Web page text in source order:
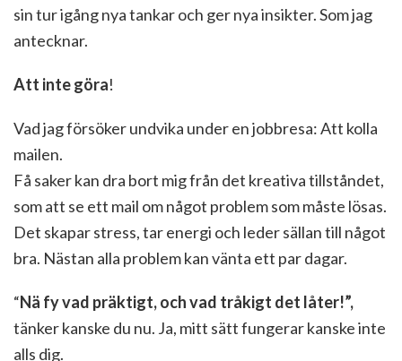
sin tur igång nya tankar och ger nya insikter. Som jag
antecknar.
Att inte göra!
Vad jag försöker undvika under en jobbresa: Att kolla
mailen.
Få saker kan dra bort mig från det kreativa tillståndet,
som att se ett mail om något problem som måste lösas.
Det skapar stress, tar energi och leder sällan till något
bra. Nästan alla problem kan vänta ett par dagar.
“Nä fy vad präktigt, och vad tråkigt det låter!”,
tänker kanske du nu. Ja, mitt sätt fungerar kanske inte
alls dig.